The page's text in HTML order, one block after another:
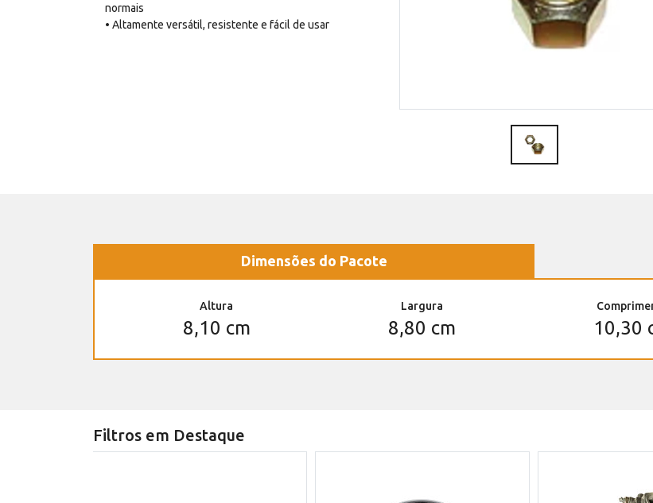
normais
• Altamente versátil, resistente e fácil de usar
Dimensões do Pacote
Altura
8,10 cm
Largura
8,80 cm 10,30
Filtros em Destaque